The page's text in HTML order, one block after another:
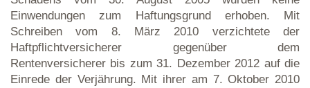
Einwendungen zum Haftungsgrund erhoben. Mit
Schreiben vom 8. März 2010 verzichtete der
Haftpflichtversicherer gegenüber dem
Rentenversicherer bis zum 31. Dezember 2012 auf die
Einrede der Verjährung. Mit ihrer am 7. Oktober 2010